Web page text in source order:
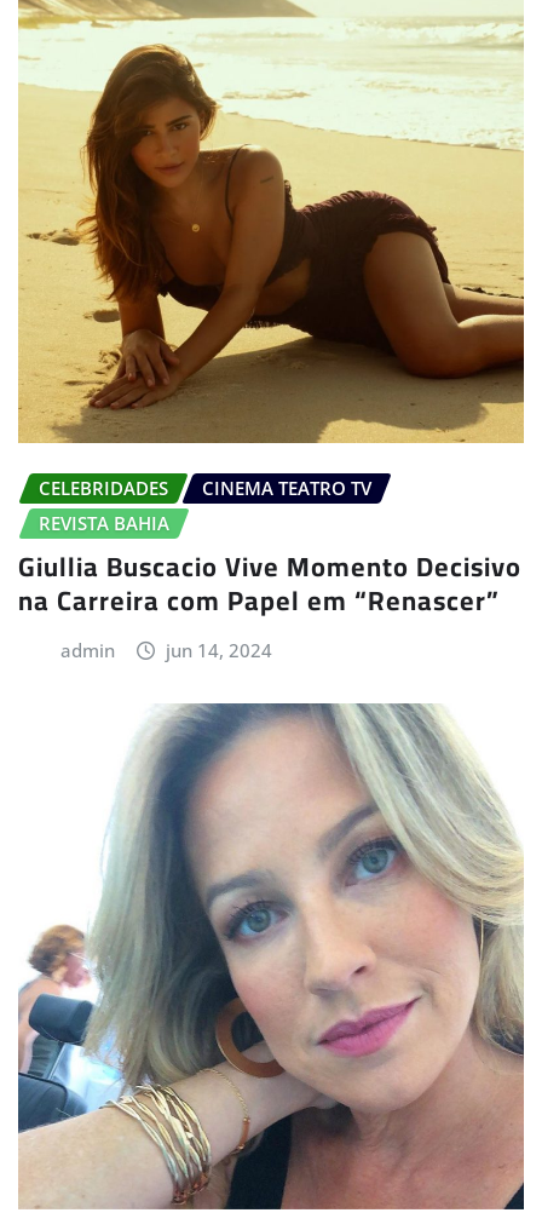
CELEBRIDADES
CINEMA TEATRO TV
REVISTA BAHIA
Giullia Buscacio Vive Momento Decisivo
na Carreira com Papel em “Renascer”
admin jun 14, 2024